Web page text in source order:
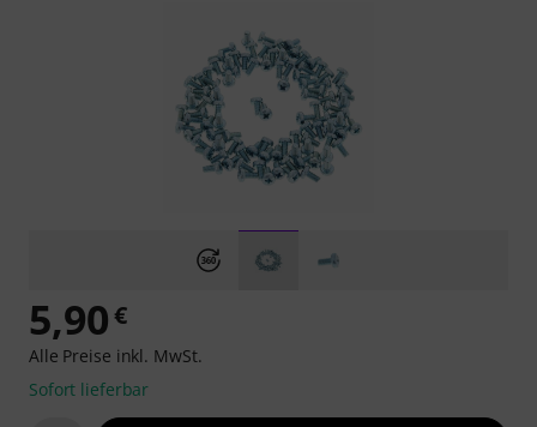
5,90€
Alle Preise inkl. MwSt.
Sofort lieferbar